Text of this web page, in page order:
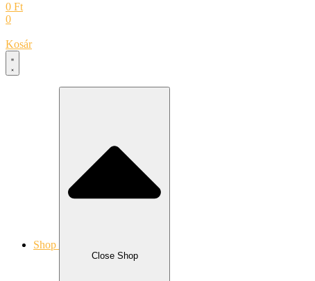
0 Ft
0
Kosár
Shop
Close Shop